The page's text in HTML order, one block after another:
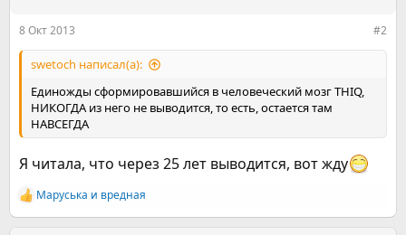
8 Окт 2013 #2
swetoch написал(а):
Единожды сформировавшийся в человеческий мозг THIQ,
НИКОГДА из него не выводится, то есть, остается там
НАВСЕГДА
Я читала, что через 25 лет выводится, вот жду
Р
е
Маруська и вредная